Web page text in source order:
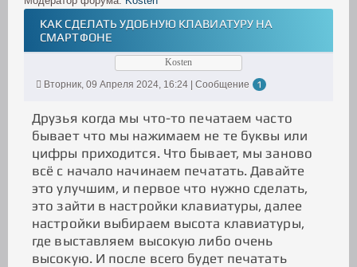
КАК СДЕЛАТЬ УДОБНУЮ КЛАВИАТУРУ НА
СМАРТФОНЕ
Kosten
Вторник, 09 Апреля 2024, 16:24 | Сообщение
1
Друзья когда мы что-то печатаем часто
бывает что мы нажимаем не те буквы или
цифры приходится. Что бывает, мы заново
всё с начало начинаем печатать. Давайте
это улучшим, и первое что нужно сделать,
это зайти в настройки клавиатуры, далее
настройки выбираем высота клавиатуры,
где выставляем высокую либо очень
высокую. И после всего будет печатать